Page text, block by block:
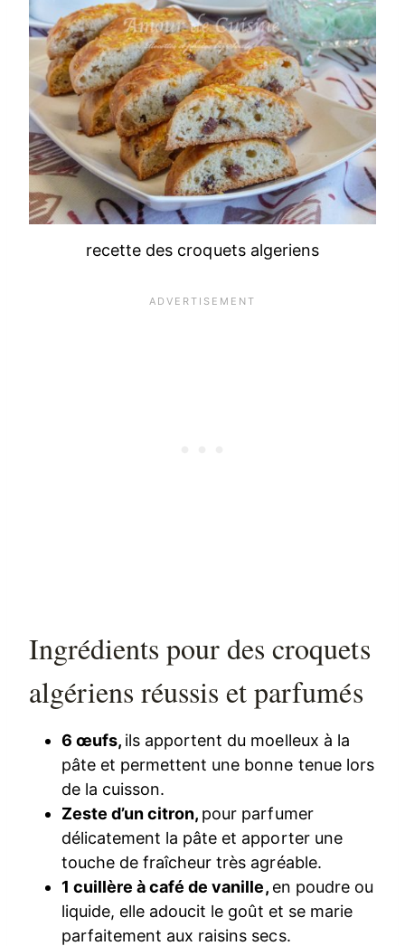
recette des croquets algeriens
Ingrédients pour des croquets
algériens réussis et parfumés
6 œufs, ils apportent du moelleux à la
pâte et permettent une bonne tenue lors
de la cuisson.
Zeste d’un citron, pour parfumer
délicatement la pâte et apporter une
touche de fraîcheur très agréable.
1 cuillère à café de vanille, en poudre ou
liquide, elle adoucit le goût et se marie
parfaitement aux raisins secs.